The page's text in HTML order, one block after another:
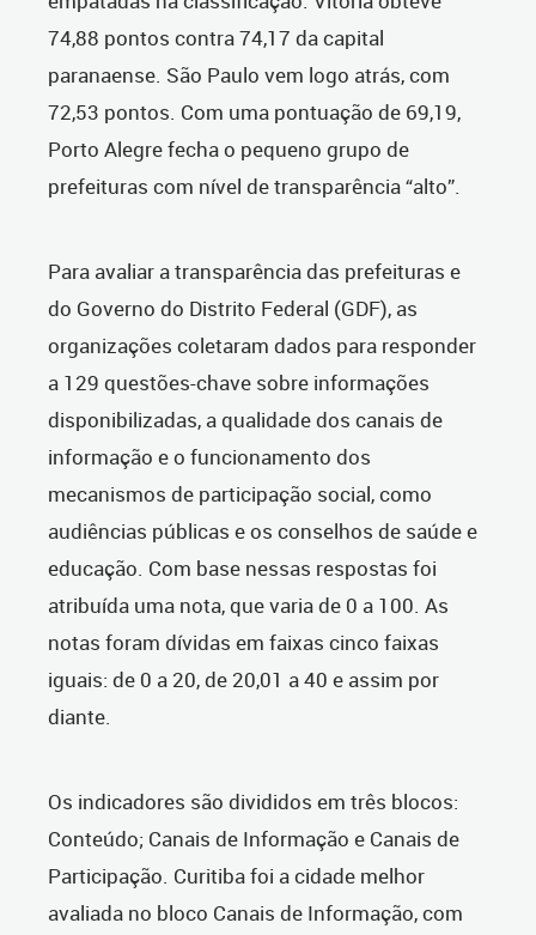
74,88 pontos contra 74,17 da capital
paranaense. São Paulo vem logo atrás, com
72,53 pontos. Com uma pontuação de 69,19,
Porto Alegre fecha o pequeno grupo de
prefeituras com nível de transparência “alto”.
Para avaliar a transparência das prefeituras e
do Governo do Distrito Federal (GDF), as
organizações coletaram dados para responder
a 129 questões-chave sobre informações
disponibilizadas, a qualidade dos canais de
informação e o funcionamento dos
mecanismos de participação social, como
audiências públicas e os conselhos de saúde e
educação. Com base nessas respostas foi
atribuída uma nota, que varia de 0 a 100. As
notas foram dívidas em faixas cinco faixas
iguais: de 0 a 20, de 20,01 a 40 e assim por
diante.
Os indicadores são divididos em três blocos:
Conteúdo; Canais de Informação e Canais de
Participação. Curitiba foi a cidade melhor
avaliada no bloco Canais de Informação, com